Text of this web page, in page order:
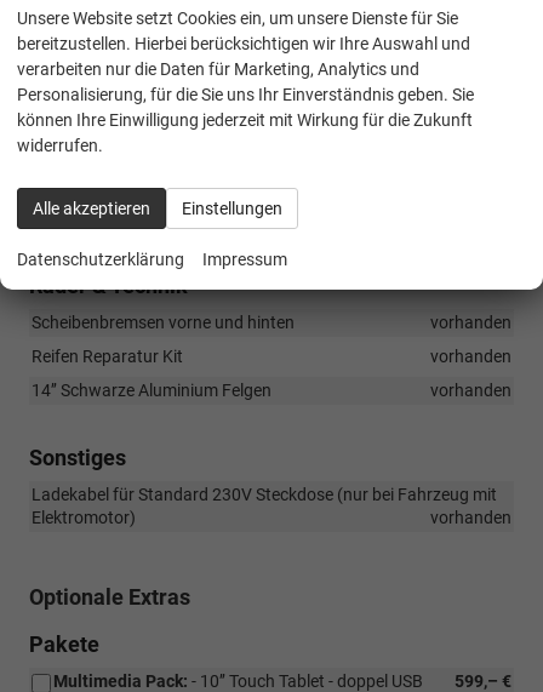
Verstellbare Außenspiegel man.
vorhanden
Heckscheibenheizung
Glattes Haubendesign
vorhanden
Mobile Motorhaube mit Scharnieren
vorhanden
Band Heckklappe in Wagenfarbe
Räder & Technik
Scheibenbremsen vorne und hinten
vorhanden
Reifen Reparatur Kit
vorhanden
14’’ Schwarze Aluminium Felgen
vorhanden
Sonstiges
Ladekabel für Standard 230V Steckdose (nur bei Fahrzeug mit
Elektromotor)
vorhanden
Optionale Extras
Pakete
599,– €
Multimedia Pack: - 10’’ Touch Tablet - doppel USB
Unsere Website setzt Cookies ein, um unsere Dienste für Sie
bereitzustellen. Hierbei berücksichtigen wir Ihre Auswahl und
verarbeiten nur die Daten für Marketing, Analytics und
Personalisierung, für die Sie uns Ihr Einverständnis geben. Sie
können Ihre Einwilligung jederzeit mit Wirkung für die Zukunft
widerrufen.
Alle akzeptieren Einstellungen
Datenschutzerklärung Impressum